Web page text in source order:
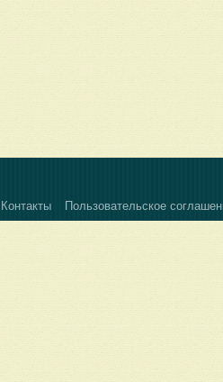
Контакты Пользовательское